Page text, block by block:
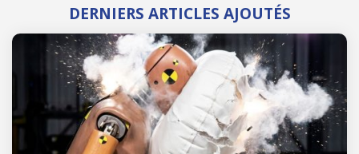
DERNIERS ARTICLES AJOUTÉS